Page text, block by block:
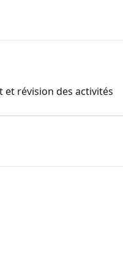
et révision des activités